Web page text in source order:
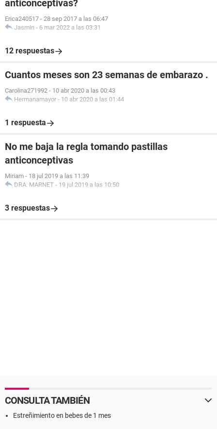
anticonceptivas?
Erica240517 - 28 sep 2017 a las 06:47
Jasmin - 6 mar 2022 a las 03:31
12 respuestas
Cuantos meses son 23 semanas de embarazo .
Carolina271992 - 10 abr 2020 a las 00:43
Hermanamayor - 10 abr 2020 a las 01:44
1 respuesta
No me baja la regla tomando pastillas
anticonceptivas
Miriam - 18 jul 2019 a las 11:39
DRA. MARNET - 19 jul 2019 a las 10:50
3 respuestas
CONSULTA TAMBIÉN
Estreñimiento en bebes de 1 mes